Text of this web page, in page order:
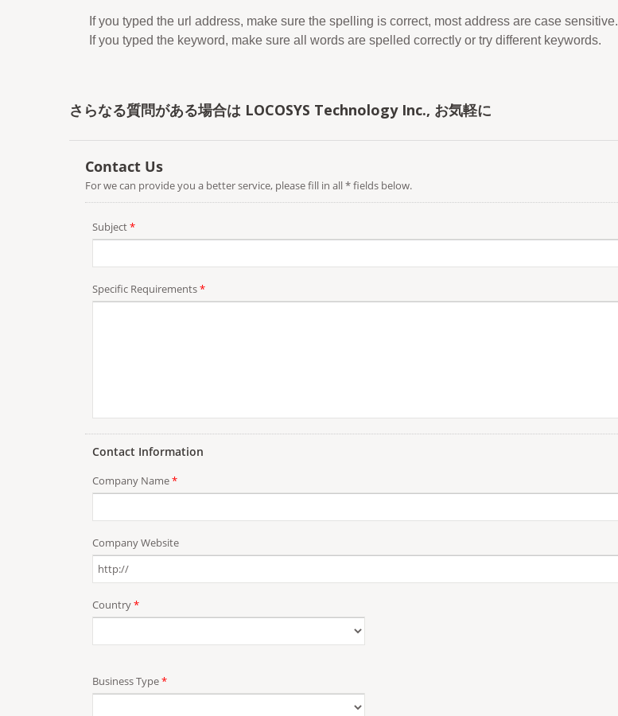
If you typed the url address, make sure the spelling is correct, most address are case sensitive.
If you typed the keyword, make sure all words are spelled correctly or try different keywords.
さらなる質問がある場合は LOCOSYS Technology Inc., お気軽に